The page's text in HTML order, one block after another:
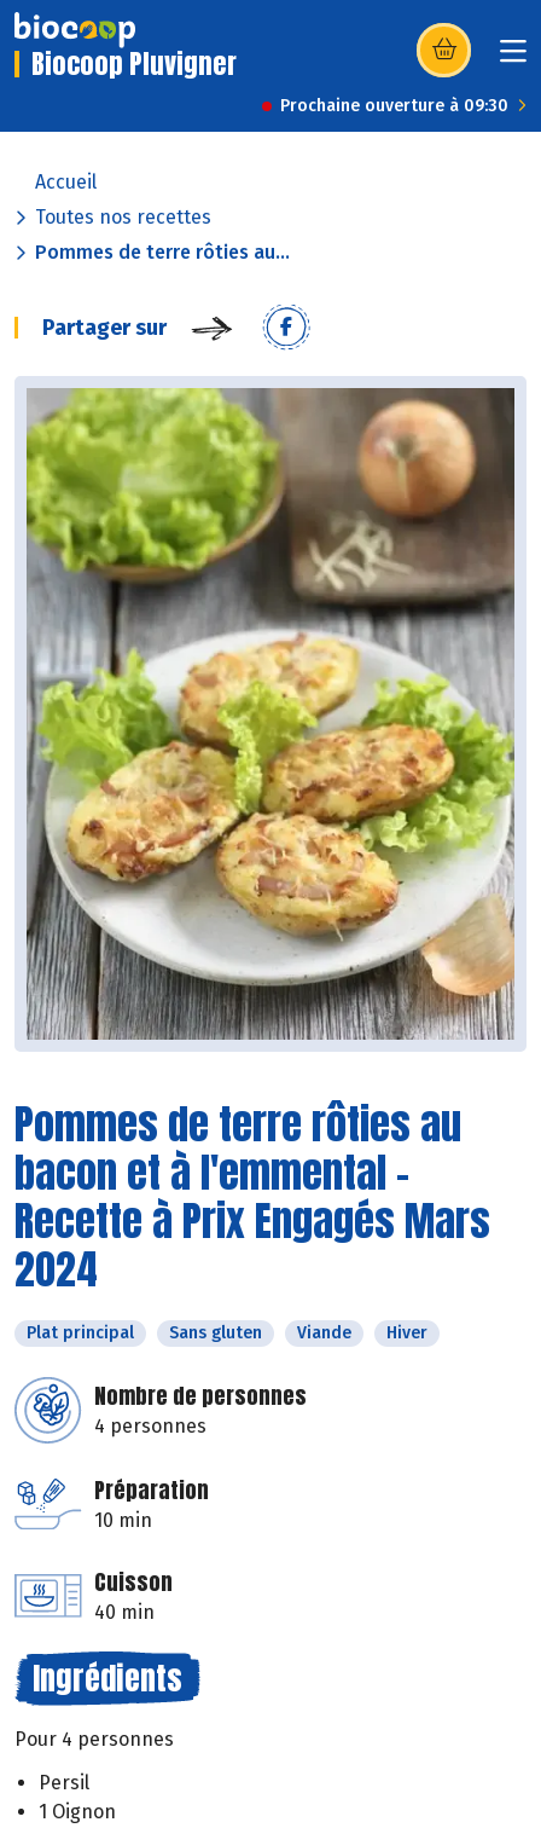
Biocoop Pluvigner (s’ouvre dans
Prochaine ouverture à 09:30
Accueil
Toutes nos recettes
Pommes de terre rôties au...
Partager sur
Pommes de terre rôties au
bacon et à l'emmental -
Recette à Prix Engagés Mars
2024
Plat principal Sans gluten Viande Hiver
Nombre de personnes
4 personnes
Préparation
10 min
Cuisson
40 min
Ingrédients
Pour 4 personnes
Persil
1 Oignon